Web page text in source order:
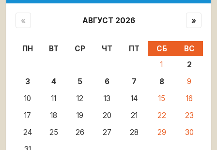
« АВГУСТ 2026 »
ПН ВТ СР ЧТ ПТ СБ
ВС
1
2
3
4 5 6 7 8
9
10
11 12 13 14 15
16
17
18 19 20 21 22
23
24
25 26 27 28 29
30